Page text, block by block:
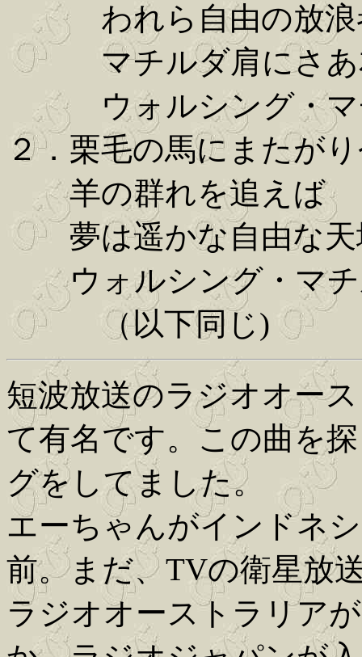
われら自由の放浪
マチルダ肩にさあ
ウォルシング・マ
２．栗毛の馬にまたが
羊の群れを追えば
夢は遥かな自由な天
ウォルシング・マチ
（以下同じ)
短波放送のラジオオー
て有名です。この曲を
グをしてました。
エーちゃんがインドネ
前。まだ、TVの衛星放
ラジオオーストラリア